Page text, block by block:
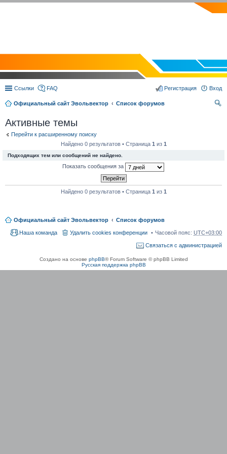
Ссылки FAQ Вход
Регистрация
Официальный сайт Эвольвектор
Список форумов
Активные темы
Перейти к расширенному поиску
Найдено 0 результатов • Страница 1 из 1
Подходящих тем или сообщений не найдено.
Показать сообщения за
Найдено 0 результатов • Страница 1 из 1
Официальный сайт Эвольвектор Список форумов
Часовой пояс: UTC+03:00
Удалить cookies конференции
Наша команда
Связаться с администрацией
Создано на основе phpBB® Forum Software © phpBB Limited
Русская поддержка phpBB